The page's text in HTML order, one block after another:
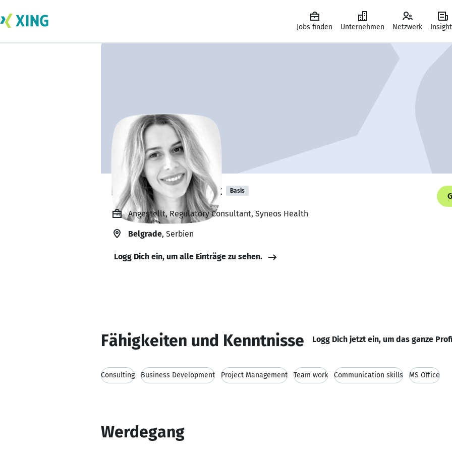
Jobs finden Unternehmen Netzwerk
Ivana Miladinovic Basis
Angestellt, Regulatory Consultant, Syneos Health
Belgrade, Serbien
Logg Dich ein, um alle Einträge zu sehen.
Fähigkeiten und Kenntnisse Logg Dich jetzt ein, um das ganze
Consulting Business Development Project Management Team work Communication skills MS Office
Werdegang